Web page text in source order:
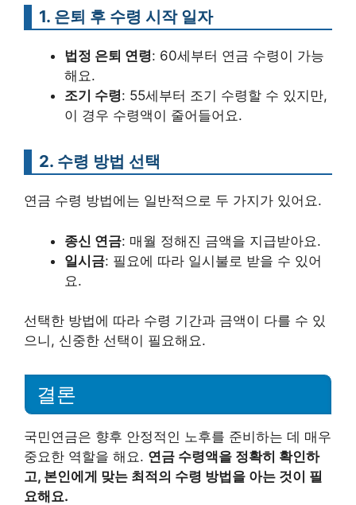
1. 은퇴 후 수령 시작 일자
법정 은퇴 연령: 60세부터 연금 수령이 가능
해요.
조기 수령: 55세부터 조기 수령할 수 있지만,
이 경우 수령액이 줄어들어요.
2. 수령 방법 선택
연금 수령 방법에는 일반적으로 두 가지가 있어요.
종신 연금: 매월 정해진 금액을 지급받아요.
일시금: 필요에 따라 일시불로 받을 수 있어
요.
선택한 방법에 따라 수령 기간과 금액이 다를 수 있
으니, 신중한 선택이 필요해요.
결론
국민연금은 향후 안정적인 노후를 준비하는 데 매우
중요한 역할을 해요. 연금 수령액을 정확히 확인하
고, 본인에게 맞는 최적의 수령 방법을 아는 것이 필
요해요.